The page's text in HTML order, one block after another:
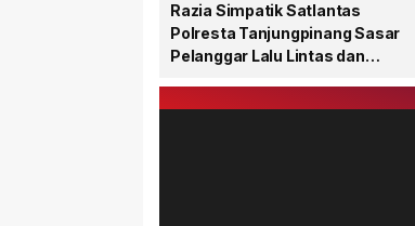
Razia Simpatik Satlantas
Polresta Tanjungpinang Sasar
Pelanggar Lalu Lintas dan